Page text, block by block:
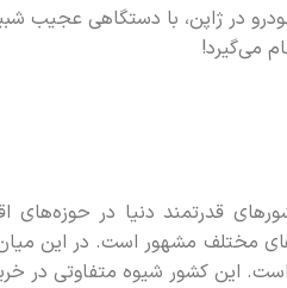
در ژاپن، با دستگاهی عجیب
می‌گیرد!
قدرتمند دنیا در
مختلف مشهور است. در این
این کشور شیوه متفاوتی در